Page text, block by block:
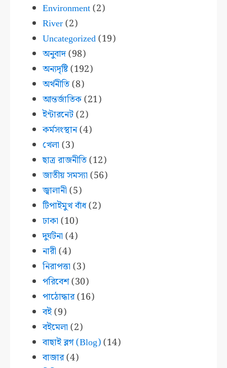
Environment(2)
River(2)
Uncategorized(19)
অনুবাদ(98)
অন্যদৃষ্টি(192)
অর্থনীতি(8)
আন্তর্জাতিক(21)
ইন্টারনেট(2)
কর্মসংস্থান(4)
খেলা (3)
ছাত্র রাজনীতি(12)
জাতীয় সমস্যা (56)
জ্বালানী (5)
টিপাইমুখ বাঁধ(2)
ঢাকা (10)
দুর্ঘটনা (4)
নারী (4)
নিরাপত্তা (3)
পরিবেশ(30)
পাঠোদ্ধার(16)
বই(9)
বইমেলা (2)
বাছাই ব্লগ (Blog)(14)
বাজার(4)